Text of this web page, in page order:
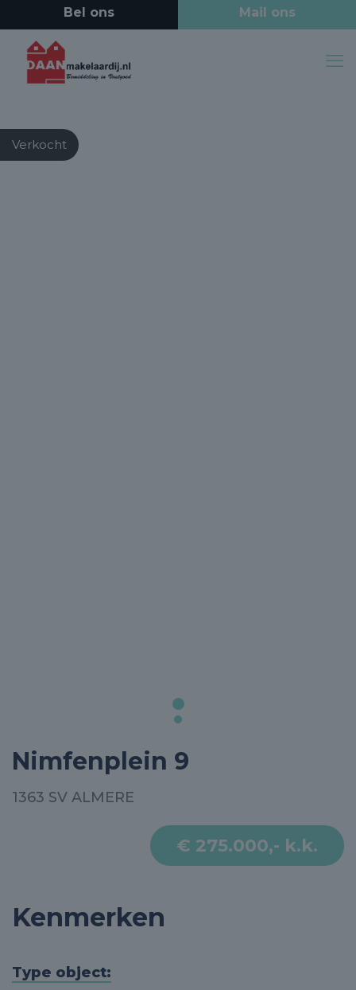
Verkocht
Nimfenplein 9
1363 SV ALMERE
€ 275.000,- k.k.
Kenmerken
Type object: